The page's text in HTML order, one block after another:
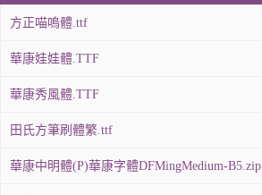
方正喵嗚體.ttf
華康娃娃體.TTF
華康秀風體.TTF
田氏方筆刷體繁.ttf
華康中明體(P)華康字體DFMingMedium-B5.zip